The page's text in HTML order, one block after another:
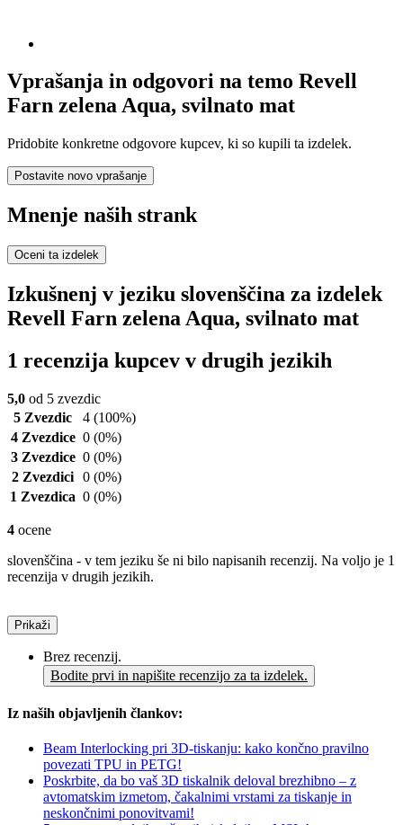
Vprašanja in odgovori na temo Revell
Farn zelena Aqua, svilnato mat
Pridobite konkretne odgovore kupcev, ki so kupili ta izdelek.
Postavite novo vprašanje
Mnenje naših strank
Oceni ta izdelek
Izkušnenj v jeziku slovenščina za izdelek
Revell Farn zelena Aqua, svilnato mat
1 recenzija kupcev v drugih jezikih
5,0 od 5 zvezdic
5 Zvezdic
4 (100%)
4 Zvezdice 0 (0%)
3 Zvezdice 0 (0%)
2 Zvezdici 0 (0%)
1 Zvezdica 0 (0%)
4 ocene
slovenščina - v tem jeziku še ni bilo napisanih recenzij. Na voljo je 1
recenzija v drugih jezikih.
Prikaži
Brez recenzij.
Bodite prvi in napišite recenzijo za ta izdelek.
Iz naših objavljenih člankov:
Beam Interlocking pri 3D-tiskanju: kako končno pravilno
povezati TPU in PETG!
Poskrbite, da bo vaš 3D tiskalnik deloval brezhibno – z
avtomatskim izmetom, čakalnimi vrstami za tiskanje in
neskončnimi ponovitvami!